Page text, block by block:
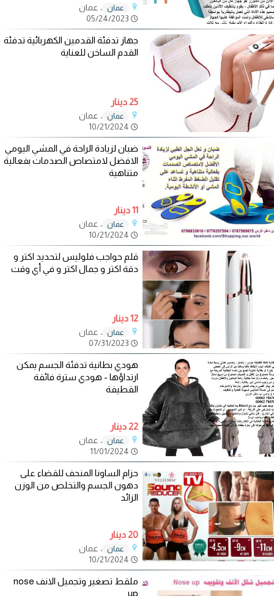
عمان ، عمان
جهاز تدفئة القدمين الكهربائية تدفئة
القدم الساخن للعناية
25 دينار
عمان ، عمان
ضبان لزيادة الراحة في المشي اليومي
الافضل لامتصاص الصدمات بفعالية
متناهية
11 دينار
عمان ، عمان
قلم حواجب فلوليس لتحديد اكتر و
دقة اكتر و جمال اكتر و في أي وقت
12 دينار
عمان ، عمان
هودي بطانية تدفئة الجسم يمكن
ارتداؤها - هودي سترة فائقة
القطيفة
22 دينار
عمان ، عمان
حزام الساونا المنحف للقضاء على
دهون الجسم والتخلص من الوزن
الزائد
20 دينار
عمان ، عمان
ملقط تصغير وتجميل الانف nose
up